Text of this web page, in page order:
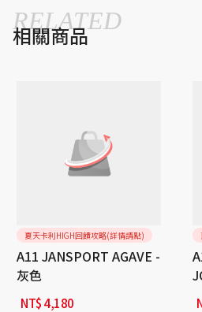
相關商品
RELATED
夏天卡利HIGH回饋攻略(詳情請點)
A11 JANSPORT AGAVE -
灰色
NT$4,180